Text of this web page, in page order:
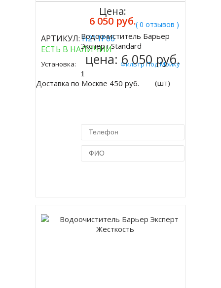
( 0 отзывов )
АРТИКУЛ:Н211Р06
ЕСТЬ В НАЛИЧИИ
Установка: Фильтр Под Мойку
Доставка по Москве 450 руб.
Цена:
6 050 руб.
Купить
Водоочиститель Барьер
Эксперт Standard
цена:6 050 руб.
(шт)